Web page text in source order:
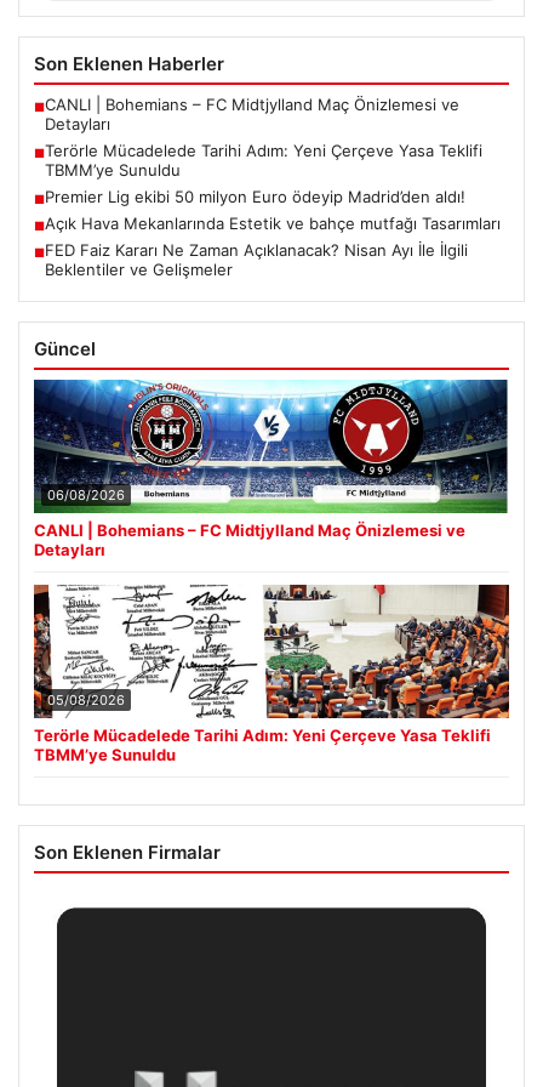
Son Eklenen Haberler
■CANLI | Bohemians – FC Midtjylland Maç Önizlemesi ve
Detayları
■Terörle Mücadelede Tarihi Adım: Yeni Çerçeve Yasa Teklifi
TBMM’ye Sunuldu
■Premier Lig ekibi 50 milyon Euro ödeyip Madrid’den aldı!
■Açık Hava Mekanlarında Estetik ve bahçe mutfağı Tasarımları
■FED Faiz Kararı Ne Zaman Açıklanacak? Nisan Ayı İle İlgili
Beklentiler ve Gelişmeler
Güncel
06/08/2026
CANLI | Bohemians – FC Midtjylland Maç Önizlemesi ve
Detayları
05/08/2026
Terörle Mücadelede Tarihi Adım: Yeni Çerçeve Yasa Teklifi
TBMM’ye Sunuldu
Son Eklenen Firmalar